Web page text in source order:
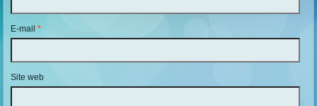
E-mail*
Site web